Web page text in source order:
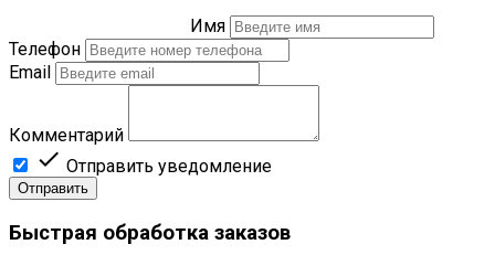
Имя
Телефон
Email
Комментарий
 Отправить уведомление
Отправить
Быстрая обработка заказов